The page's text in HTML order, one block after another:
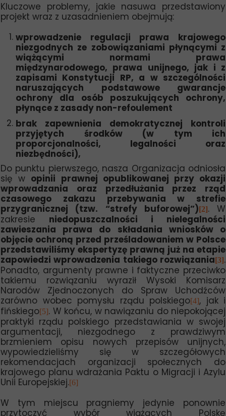
Kluczowe problemy, jakie nasuwa przedstawiony
projekt wraz z uzasadnieniem obejmują:
wprowadzenie regulacji prawa krajowego
niezgodnych ze zobowiązaniami płynącymi z
wiążącymi normami prawa
międzynarodowego, prawa unijnego, jak i z
zapisami Konstytucji RP, a w szczególności
naruszających podstawowe gwarancje
ochrony dla osób poszukujących ochrony,
płynące z zasady non-refoulement
brak zapewnienia demokratycznej kontroli
przyjętych środków (w tym ich
proporcjonalności, legalności oraz
niezbędności),
Do punktu pierwszego, nasza Organizacja odniosła
się w opinii prawnej opublikowanej przy okazji
wprowadzania oraz przedłużania przez rząd
czasowego zakazu przebywania w strefie
przygranicznej (tzw. “strefy buforowej”)[2]. W
zakresie niedopuszczalności i nielegalności
zawieszania prawa do składania wniosków o
objęcie ochroną przed prześladowaniem w Polsce
przedstawiliśmy ekspertyzę prawną już na etapie
zapowiedzi wprowadzenia takiego rozwiązania[3].
Ponadto, argumenty prawne i faktyczne przeciwko
takiemu rozwiązaniu wyraził Wysoki Komisarz
Narodów Zjednoczonych do Spraw Uchodźców
zarówno wobec pomysłu rządu polskiego[4], jak i
fińskiego[5]. W końcu, w nawiązaniu do niepokojącej
praktyki rządu polskiego przedstawiania w swojej
argumentacji, niezgodnego z prawdziwym
brzmieniem opisu nowych przepisów unijnych,
wypowiedzieliśmy się w szczegółowych
rekomendacjach organizacji społecznych do
krajowego planu wdrażania Paktu o Migracji i Azylu
Unii Europejskiej.[6]
W tym miejscu pragniemy jedynie ponownie
przytoczyć wybór wiążących Polskę